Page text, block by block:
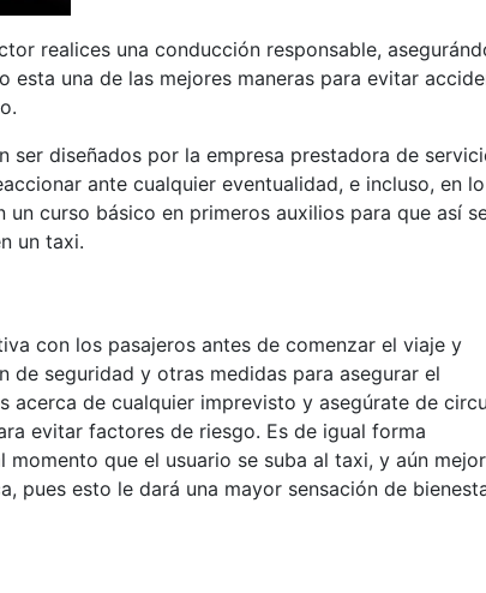
realices una conducción responsable,
una de las mejores maneras para evitar
diseñados por la empresa prestadora de
ante cualquier eventualidad, e incluso, en lo
curso básico en primeros auxilios para que así
un taxi.
con los pasajeros antes de comenzar el viaje y
de seguridad y otras medidas para asegurar el
acerca de cualquier imprevisto y asegúrate de
evitar factores de riesgo. Es de igual forma
que el usuario se suba al taxi, y aún
pues esto le dará una mayor sensación de